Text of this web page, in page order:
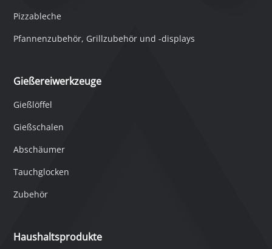
Pizzableche
Pfannenzubehör, Grillzubehör und -displays
Gießereiwerkzeuge
Gießlöffel
Gießschalen
Abschäumer
Tauchglocken
Zubehör
Haushaltsprodukte